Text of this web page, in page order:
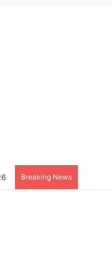
Breaking News